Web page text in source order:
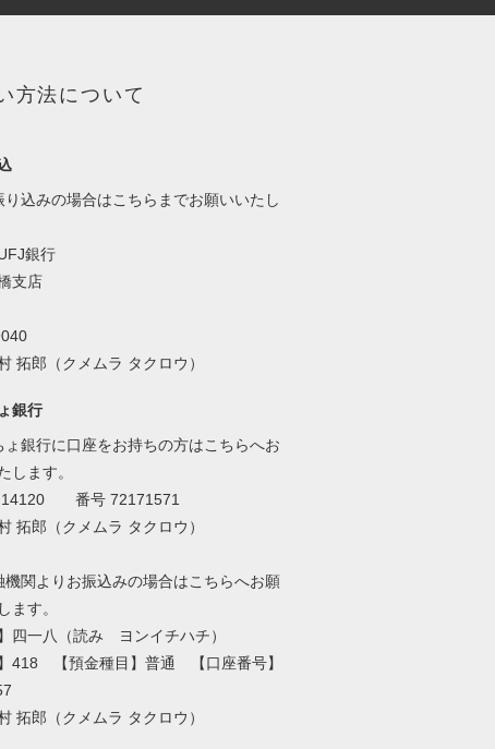
方法について
り込みの場合はこちらまでお願いいたし
銀行
支店
拓郎（クメムラ タクロウ）
銀行
ょ銀行に口座をお持ちの方はこちらへお
します。
番号 72171571
拓郎（クメムラ タクロウ）
機関よりお振込みの場合はこちらへお願
ます。
】四一八（読み ヨンイチハチ）
】418 【預金種目】普通 【口座番号】
拓郎（クメムラ タクロウ）